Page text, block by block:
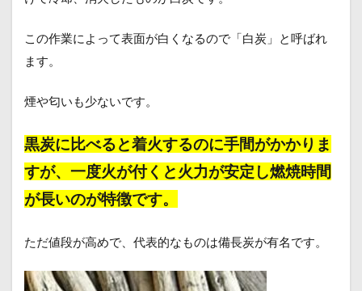
この作業によって表面が白くなるので「白炭」と呼ばれ
ます。
煙や匂いも少ないです。
黒炭に比べると着火するのに手間がかかりま
すが、一度火が付くと火力が安定し燃焼時間
が長いのが特徴です。
ただ値段が高めで、代表的なものは備長炭が有名です。